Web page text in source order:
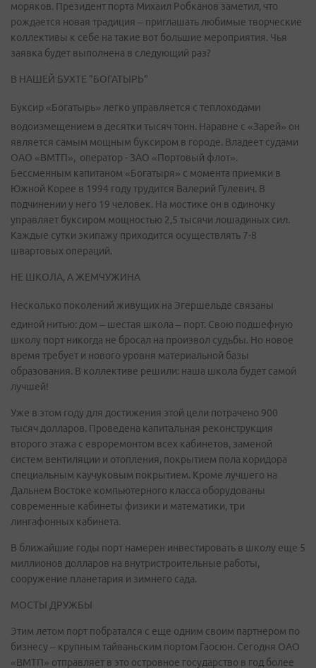
моряков. Президент порта Михаил Робканов заметил, что
рождается новая традиция – приглашать любимые творческие
коллективы к себе на такие вот большие мероприятия. Чья
заявка будет выполнена в следующий раз?
В НАШЕЙ БУХТЕ "БОГАТЫРЬ"
Буксир «Богатырь» легко управляется с теплоходами
водоизмещением в десятки тысяч тонн. Наравне с «Зарей» он
является самым мощным буксиром в городе. Владеет судами
ОАО «ВМТП», оператор - ЗАО «Портовый флот».
Бессменным капитаном «Богатыря» с момента приемки в
Южной Корее в 1994 году трудится Валерий Гулевич. В
подчинении у него 19 человек. На мостике он в одиночку
управляет буксиром мощностью 2,5 тысячи лошадиных сил.
Каждые сутки экипажу приходится осуществлять 7-8
швартовых операций.
НЕ ШКОЛА, А ЖЕМЧУЖИНА
Несколько поколений живущих на Эгершельде связаны
единой нитью: дом – шестая школа – порт. Свою подшефную
школу порт никогда не бросал на произвол судьбы. Но новое
время требует и нового уровня материальной базы
образования. В коллективе решили: наша школа будет самой
лучшей!
Уже в этом году для достижения этой цели потрачено 900
тысяч долларов. Проведена капитальная реконструкция
второго этажа с евроремонтом всех кабинетов, заменой
систем вентиляции и отопления, покрытием пола коридора
специальным каучуковым покрытием. Кроме лучшего на
Дальнем Востоке компьютерного класса оборудованы
современные кабинеты физики и математики, три
лингафонных кабинета.
В ближайшие годы порт намерен инвестировать в школу еще 5
миллионов долларов на внутристроительные работы,
сооружение планетария и зимнего сада.
МОСТЫ ДРУЖБЫ
Этим летом порт побратался с еще одним своим партнером по
бизнесу – крупным тайваньским портом Гаосюн. Сегодня ОАО
«ВМТП» отправляет в это островное государство в год более